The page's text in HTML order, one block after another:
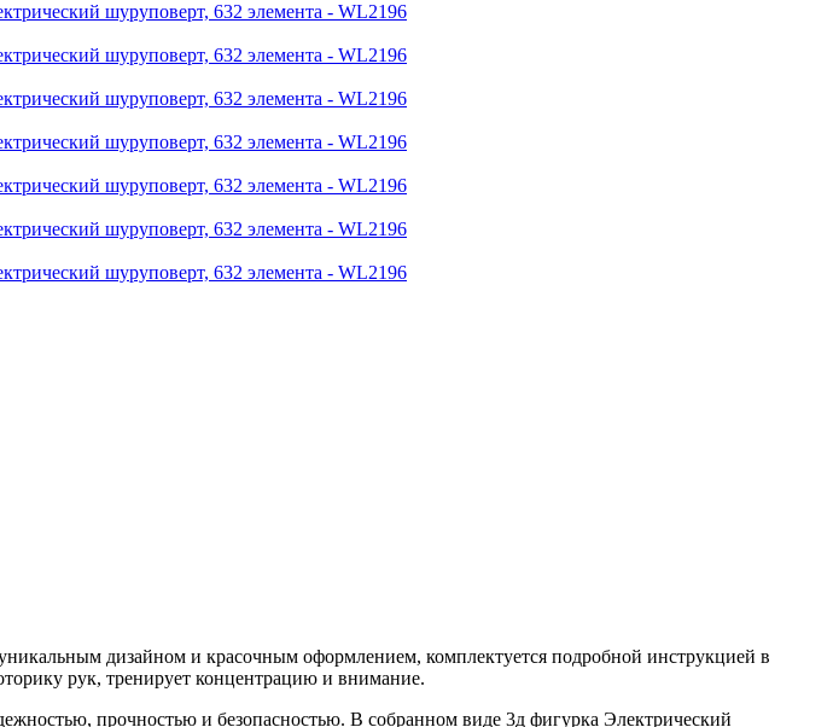
дизайном и красочным оформлением, комплектуется подробной инструкцией в
рук, тренирует концентрацию и внимание.
прочностью и безопасностью. В собранном виде 3д фигурка Электрический